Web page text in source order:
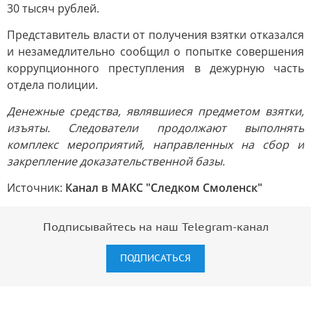
30 тысяч рублей.
Представитель власти от получения взятки отказался
и незамедлительно сообщил о попытке совершения
коррупционного преступления в дежурную часть
отдела полиции.
Денежные средства, являвшиеся предметом взятки,
изъяты. Следователи продолжают выполнять
комплекс мероприятий, направленных на сбор и
закрепление доказательственной базы.
Источник: Канал в МАКС "Следком Смоленск"
Подписывайтесь на наш Telegram-канал
ПОДПИСАТЬСЯ